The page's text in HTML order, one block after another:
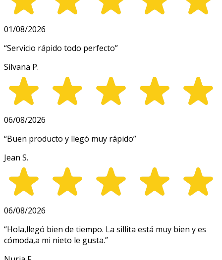
01/08/2026
“Servicio rápido todo perfecto”
Silvana P.
06/08/2026
“Buen producto y llegó muy rápido”
Jean S.
06/08/2026
“Hola,llegó bien de tiempo. La sillita está muy bien y es
cómoda,a mi nieto le gusta.”